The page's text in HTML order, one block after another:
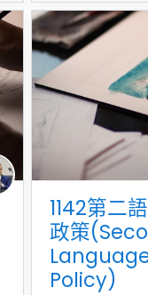
1142第二
政策
Policy)